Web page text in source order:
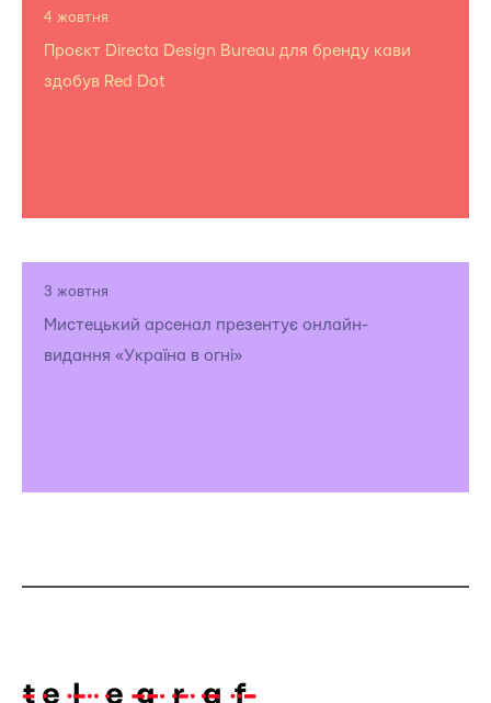
4 жовтня
Проєкт Directa Design Bureau для бренду кави
здобув Red Dot
3 жовтня
Мистецький арсенал презентує онлайн-
видання «Україна в огні»